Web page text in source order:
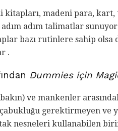
madeni para,
adım talimatlar
bazı rutinlere sahip
.
Dummies için
ve mankenler
gerektirmeyen ve
nesneleri kullanabilen